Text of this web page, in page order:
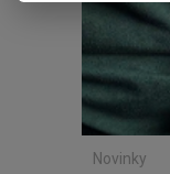
Novinky